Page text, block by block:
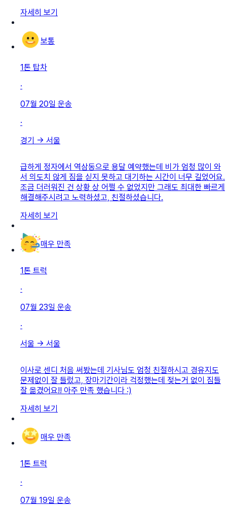
자세히 보기
보통
1톤 탑차
·
07월 20일 운송
·
경기 → 서울
급하게 정자에서 역삼동으로 용달 예약했는데 비가 엄청 많이 와
서 의도치 않게 짐을 싣지 못하고 대기하는 시간이 너무 길었어요.
조금 더러워진 건 상황 상 어쩔 수 없었지만 그래도 최대한 빠르게
해결해주시려고 노력하셨고, 친절하셨습니다.
자세히 보기
매우 만족
1톤 트럭
·
07월 23일 운송
·
서울 → 서울
이사로 센디 처음 써봤는데 기사님도 엄청 친절하시고 경유지도
문제없이 잘 들렀고, 장마기간이라 걱정했는데 젖는거 없이 짐들
잘 옮겼어요!! 아주 만족 했습니다 :)
자세히 보기
매우 만족
1톤 트럭
·
07월 19일 운송